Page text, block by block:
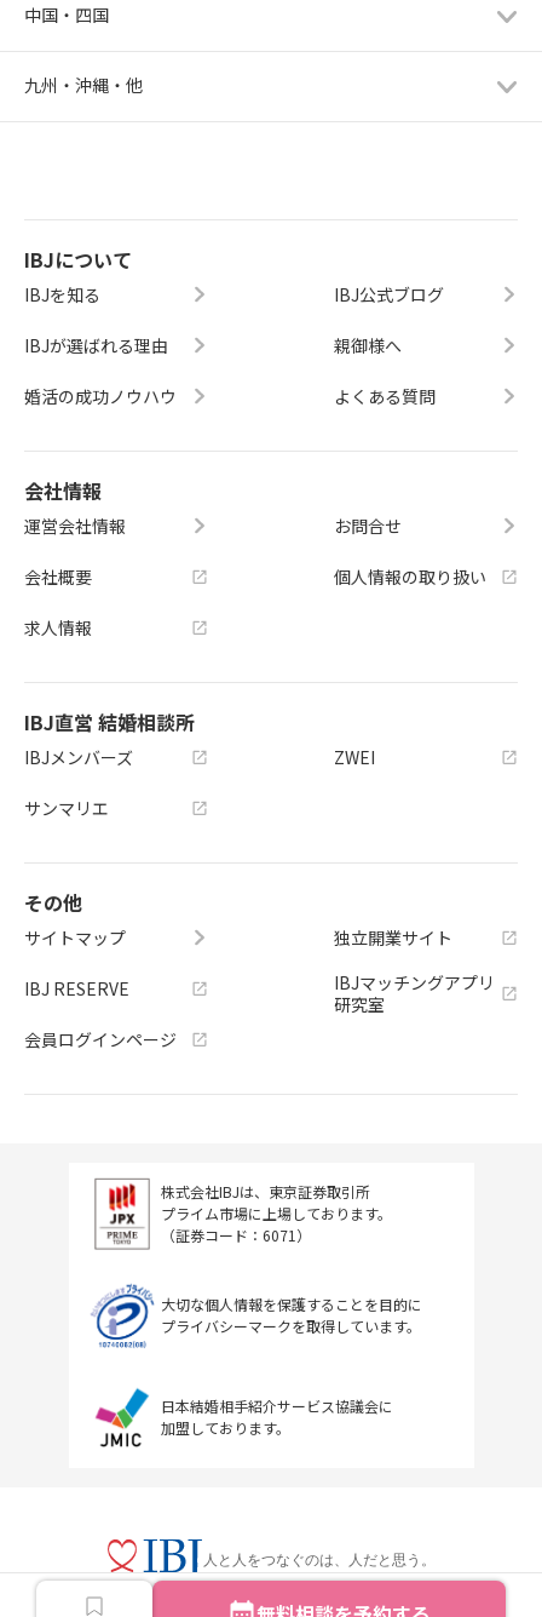
中国・四国
九州・沖縄・他
IBJについて
IBJを知る
IBJが選ばれる理由
婚活の成功ノウハウ
IBJ公式ブログ
親御様へ
よくある質問
会社情報
運営会社情報
会社概要
求人情報
お問合せ
個人情報の取り扱い
IBJ直営 結婚相談所
IBJメンバーズ
サンマリエ
ZWEI
その他
サイトマップ
IBJ RESERVE
会員ログインページ
独立開業サイト
IBJマッチングアプリ
研究室
株式会社IBJは、東京証券取引所
プライム市場に上場しております。
（証券コード：6071）
大切な個人情報を保護することを目的に
プライバシーマークを取得しています。
日本結婚相手紹介サービス協議会に
加盟しております。
人と人をつなぐのは、人だと思う。